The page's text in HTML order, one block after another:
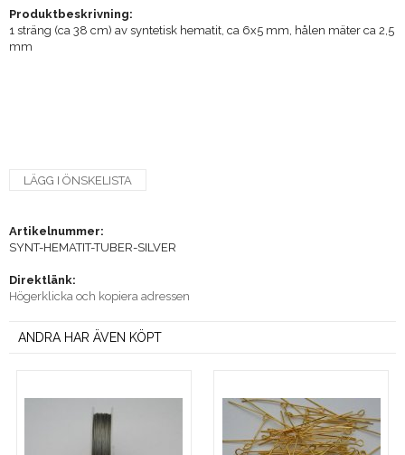
Produktbeskrivning:
1 sträng (ca 38 cm) av syntetisk hematit, ca 6x5 mm, hålen mäter ca 2,5
mm
LÄGG I ÖNSKELISTA
Artikelnummer:
SYNT-HEMATIT-TUBER-SILVER
Direktlänk:
Högerklicka och kopiera adressen
ANDRA HAR ÄVEN KÖPT